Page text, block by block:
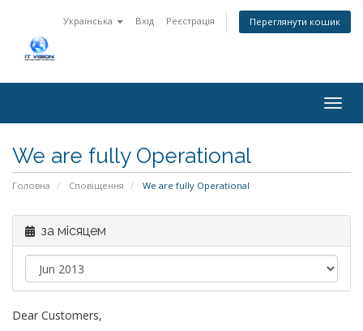
Українська Вхід Реєстрація Переглянути кошик
We are fully Operational
Головна Сповіщення We are fully Operational
за місяцем
Dear Customers,